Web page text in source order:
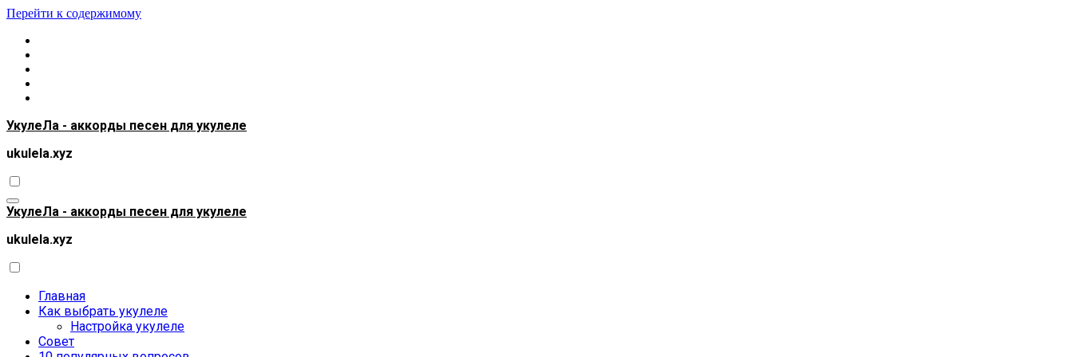
Перейти к содержимому
УкулеЛа - аккорды песен для укулеле
ukulela.xyz
УкулеЛа - аккорды песен для укулеле
ukulela.xyz
Главная
Как выбрать укулеле
Настройка укулеле
Совет